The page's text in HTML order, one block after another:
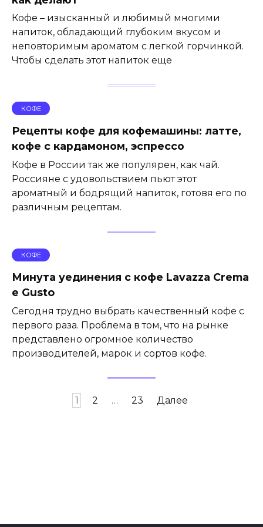
Кофе – изысканный и любимый многими
напиток, обладающий глубоким вкусом и
неповторимым ароматом с легкой горчинкой.
Чтобы сделать этот напиток еще
КОФЕ
Рецепты кофе для кофемашины: латте,
кофе с кардамоном, эспрессо
Кофе в России так же популярен, как чай.
Россияне с удовольствием пьют этот
ароматный и бодрящий напиток, готовя его по
различным рецептам.
КОФЕ
Минута уединения с кофе Lavazza Crema
e Gusto
Сегодня трудно выбрать качественный кофе с
первого раза. Проблема в том, что на рынке
представлено огромное количество
производителей, марок и сортов кофе.
1 2 … 23 Далее